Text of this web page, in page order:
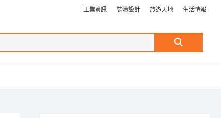
工業資訊 裝潢設計 旅遊天地 生活情報
Search